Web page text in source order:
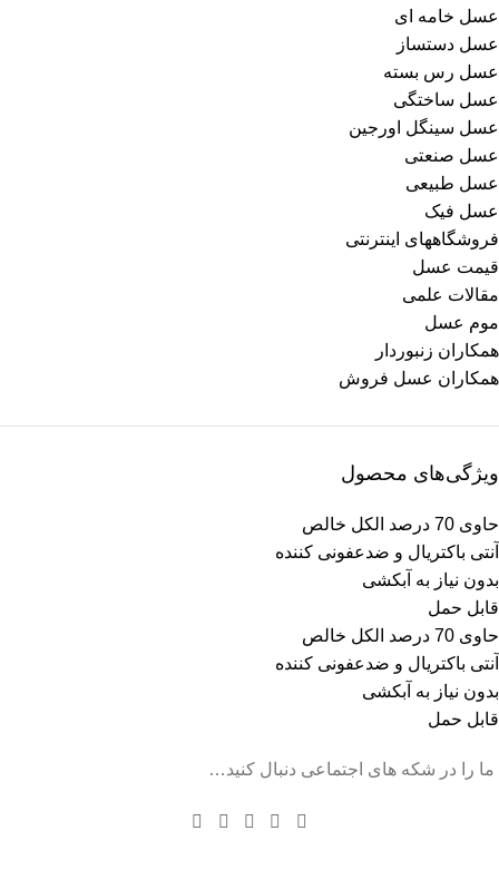
عسل خامه ای
عسل دستساز
عسل رس بسته
عسل ساختگی
عسل سینگل اورجین
عسل صنعتی
عسل طبیعی
عسل فیک
فروشگاههای اینترنتی
قیمت عسل
مقالات علمی
موم عسل
همکاران زنبوردار
همکاران عسل فروش
ویژگی‌های محصول
حاوی 70 درصد الکل خالص
آنتی باکتریال و ضدعفونی کننده
بدون نیاز به آبکشی
قابل حمل
حاوی 70 درصد الکل خالص
آنتی باکتریال و ضدعفونی کننده
بدون نیاز به آبکشی
قابل حمل
ما را در شکه های اجتماعی دنبال کنید…